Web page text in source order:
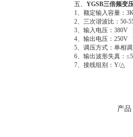
五、 YGSB三倍频变
1、额定输入容量：
2、三次谐波比：50-
3、输入电压：
4、输出电压：250V
5、调压方式：单相
6、输出波形失真：
7、接线组别：Y/△
产品